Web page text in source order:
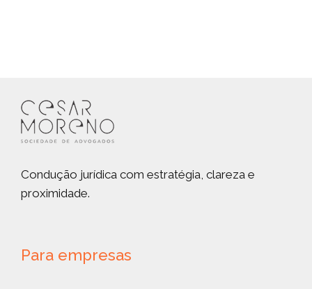
Condução jurídica com estratégia, clareza e
proximidade.
Para empresas